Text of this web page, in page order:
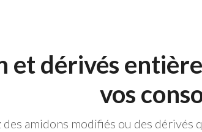
et dérivés
vos
amidons modifiés ou des dérivés